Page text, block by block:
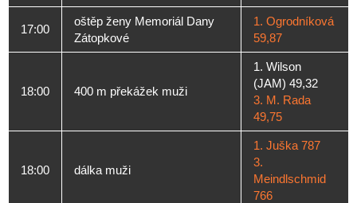
17:00
oštěp ženy Memoriál Dany
Zátopkové
1. Ogrodníková
59,87
18:00 400 m překážek muži
1. Wilson
(JAM) 49,32
3. M. Rada
49,75
18:00 dálka muži
1. Juška 787
3.
Meindlschmid
766